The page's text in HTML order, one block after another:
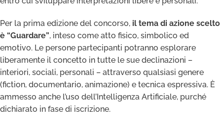
Per la prima edizione del concorso, il tema di azione scelto
è “Guardare”, inteso come atto fisico, simbolico ed
emotivo. Le persone partecipanti potranno esplorare
liberamente il concetto in tutte le sue declinazioni –
interiori, sociali, personali – attraverso qualsiasi genere
(fiction, documentario, animazione) e tecnica espressiva. È
ammesso anche l’uso dell’Intelligenza Artificiale, purché
dichiarato in fase di iscrizione.